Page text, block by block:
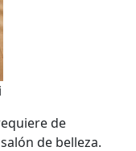
de
de belleza.